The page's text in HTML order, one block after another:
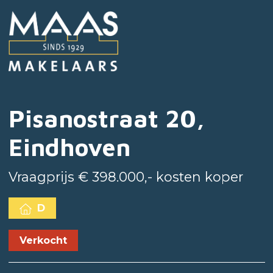
Pisanostraat 20,
Eindhoven
Vraagprijs € 398.000,- kosten koper
D
Verkocht